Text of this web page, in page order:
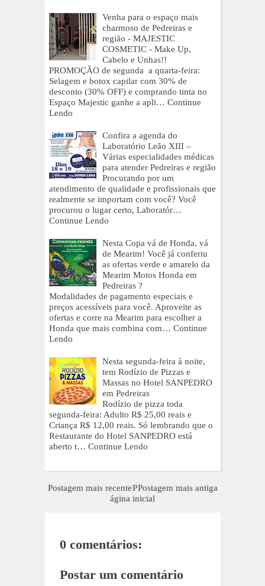
Venha para o espaço mais
charmoso de Pedreiras e
região - MAJESTIC
COSMETIC - Make Up,
Cabelo e Unhas!!
PROMOÇÃO de segunda a quarta-feira:
Selagem e botox capilar com 30% de
desconto (30% OFF) e comprando tinta no
Espaço Majestic ganhe a apli… Continue
Lendo
Confira a agenda do
Laboratório Leão XIII –
Várias especialidades médicas
para atender Pedreiras e região
Procurando por um
atendimento de qualidade e profissionais que
realmente se importam com você? Você
procurou o lugar certo, Laboratór…
Continue Lendo
Nesta Copa vá de Honda, vá
de Mearim! Você já conferiu
as ofertas verde e amarelo da
Mearim Motos Honda em
Pedreiras ?
Modalidades de pagamento especiais e
preços acessíveis para você. Aproveite as
ofertas e corre na Mearim para escolher a
Honda que mais combina com… Continue
Lendo
Nesta segunda-feira à noite,
tem Rodízio de Pizzas e
Massas no Hotel SANPEDRO
em Pedreiras
Rodízio de pizza toda
segunda-feira: Adulto R$ 25,00 reais e
Criança R$ 12,00 reais. Só lembrando que o
Restaurante do Hotel SANPEDRO está
aberto t… Continue Lendo
Postagem mais recente Postagem mais antiga
P
ágina inicial
0 comentários:
Postar um comentário